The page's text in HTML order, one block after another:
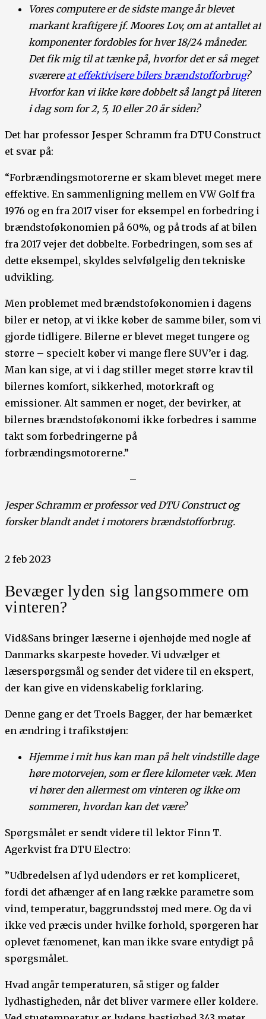
Vores computere er de sidste mange år blevet
markant kraftigere jf. Moores Lov, om at antallet af
komponenter fordobles for hver 18/24 måneder.
Det fik mig til at tænke på, hvorfor det er så meget
sværereat effektivisere bilers brændstofforbrug?
Hvorfor kan vi ikke køre dobbelt så langt på literen
i dag som for 2, 5, 10 eller 20 år siden?
Det har professor Jesper Schramm fra DTU Construct
et svar på:
“Forbrændingsmotorerne er skam blevet meget mere
effektive. En sammenligning mellem en VW Golf fra
1976 og en fra 2017 viser for eksempel en forbedring i
brændstoføkonomien på 60%, og på trods af at bilen
fra 2017 vejer det dobbelte. Forbedringen, som ses af
dette eksempel, skyldes selvfølgelig den tekniske
udvikling.
Men problemet med brændstoføkonomien i dagens
biler er netop, at vi ikke køber de samme biler, som vi
gjorde tidligere. Bilerne er blevet meget tungere og
større – specielt køber vi mange flere SUV’er i dag.
Man kan sige, at vi i dag stiller meget større krav til
bilernes komfort, sikkerhed, motorkraft og
emissioner. Alt sammen er noget, der bevirker, at
bilernes brændstoføkonomi ikke forbedres i samme
takt som forbedringerne på
forbrændingsmotorerne.”
–
Jesper Schramm er professor ved DTU Construct og
forsker blandt andet i motorers brændstofforbrug.
2 feb 2023
Bevæger lyden sig langsommere om
vinteren?
Vid&Sans bringer læserne i øjenhøjde med nogle af
Danmarks skarpeste hoveder. Vi udvælger et
læserspørgsmål og sender det videre til en ekspert,
der kan give en videnskabelig forklaring.
Denne gang er det Troels Bagger, der har bemærket
en ændring i trafikstøjen:
Hjemme i mit hus kan man på helt vindstille dage
høre motorvejen, som er flere kilometer væk. Men
vi hører den allermest om vinteren og ikke om
sommeren, hvordan kan det være?
Spørgsmålet er sendt videre til lektor Finn T.
Agerkvist fra DTU Electro:
”Udbredelsen af lyd udendørs er ret kompliceret,
fordi det afhænger af en lang række parametre som
vind, temperatur, baggrundsstøj med mere. Og da vi
ikke ved præcis under hvilke forhold, spørgeren har
oplevet fænomenet, kan man ikke svare entydigt på
spørgsmålet.
Hvad angår temperaturen, så stiger og falder
lydhastigheden, når det bliver varmere eller koldere.